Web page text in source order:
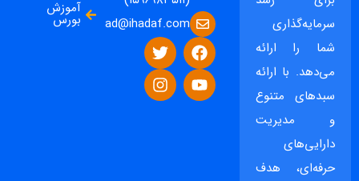
سرمایه‌گذاری
شما را ارائه
می‌دهد. با ارائه
سبدهای متنوع
و مدیریت
دارایی‌های
حرفه‌ای، هدف
ad@ihadaf.com
آموزش
بورس